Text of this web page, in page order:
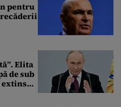
pentru
Elita
de sub
extins